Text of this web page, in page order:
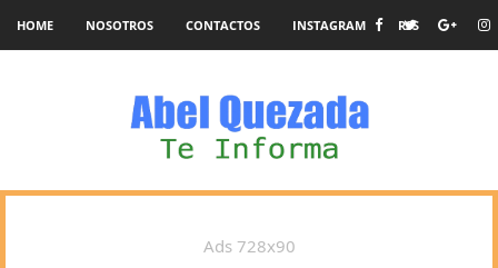
HOME NOSOTROS CONTACTOS INSTAGRAM RSS
Ads 728x90